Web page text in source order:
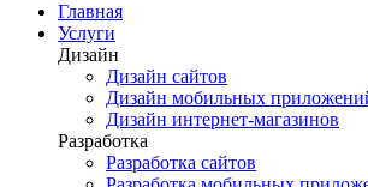
Главная
Услуги
Дизайн
Дизайн сайтов
Дизайн мобильных
Дизайн интернет-магазинов
Разработка
Разработка сайтов